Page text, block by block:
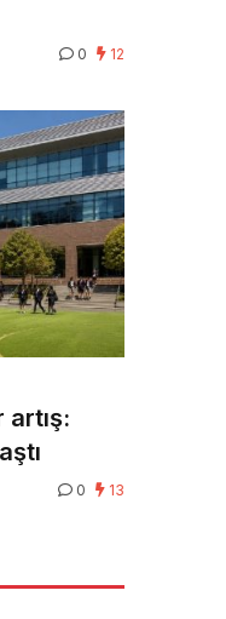
0 12
0 13